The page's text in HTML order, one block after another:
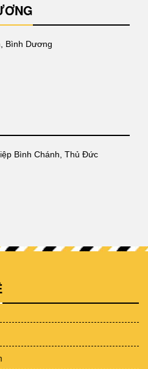
Bình Dương
Bình Chánh, Thủ Đức